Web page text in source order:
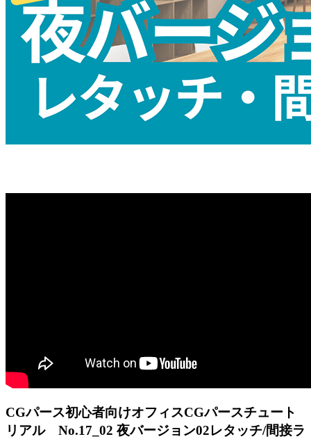
CGパース初心者向けオフィスCGパースチュート
リアル No.17_02 夜バージョン02レタッチ/間接ラ